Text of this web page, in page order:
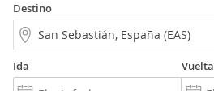
Destino
Ida Vuelta